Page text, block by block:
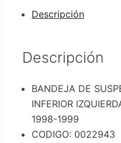
Descripción
Descripción
BANDEJA DE
INFERIOR
1998-1999
CODIGO: 0022943